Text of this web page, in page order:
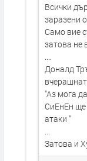
Всички
заразени
Само вие
затова не
Доналд
"Аз мога
СиЕнЕн ще
атаки "
Затова и